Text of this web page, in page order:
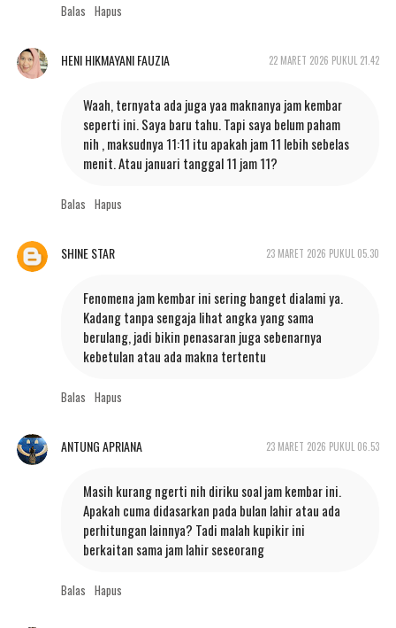
Balas Hapus
HENI HIKMAYANI FAUZIA 22 MARET 2026 PUKUL 21.42
Waah, ternyata ada juga yaa maknanya jam kembar
seperti ini. Saya baru tahu. Tapi saya belum paham
nih , maksudnya 11:11 itu apakah jam 11 lebih sebelas
menit. Atau januari tanggal 11 jam 11?
Balas Hapus
SHINE STAR 23 MARET 2026 PUKUL 05.30
Fenomena jam kembar ini sering banget dialami ya.
Kadang tanpa sengaja lihat angka yang sama
berulang, jadi bikin penasaran juga sebenarnya
kebetulan atau ada makna tertentu
Balas Hapus
ANTUNG APRIANA 23 MARET 2026 PUKUL 06.53
Masih kurang ngerti nih diriku soal jam kembar ini.
Apakah cuma didasarkan pada bulan lahir atau ada
perhitungan lainnya? Tadi malah kupikir ini
berkaitan sama jam lahir seseorang
Balas Hapus